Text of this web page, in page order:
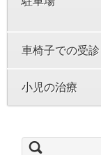
車椅子での受診
小児の治療
索: